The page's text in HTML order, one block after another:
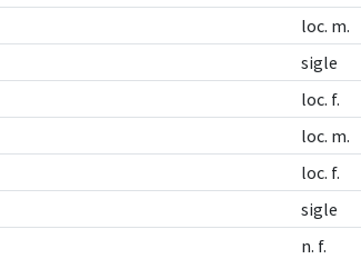
loc. m.
sigle
loc. f.
loc. m.
loc. f.
sigle
n. f.